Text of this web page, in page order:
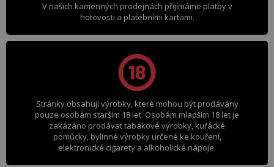
V našich kamenných prodejnách přijímáme platby v
hotovosti a platebními kartami.
Stránky obsahují výrobky, které mohou být prodávány
pouze osobám starším 18 let. Osobám mladším 18 let je
zakázáno prodávat tabákové výrobky, kuřácké
pomůcky, bylinné výrobky určené ke kouření,
elektronické cigarety a alkoholické nápoje.